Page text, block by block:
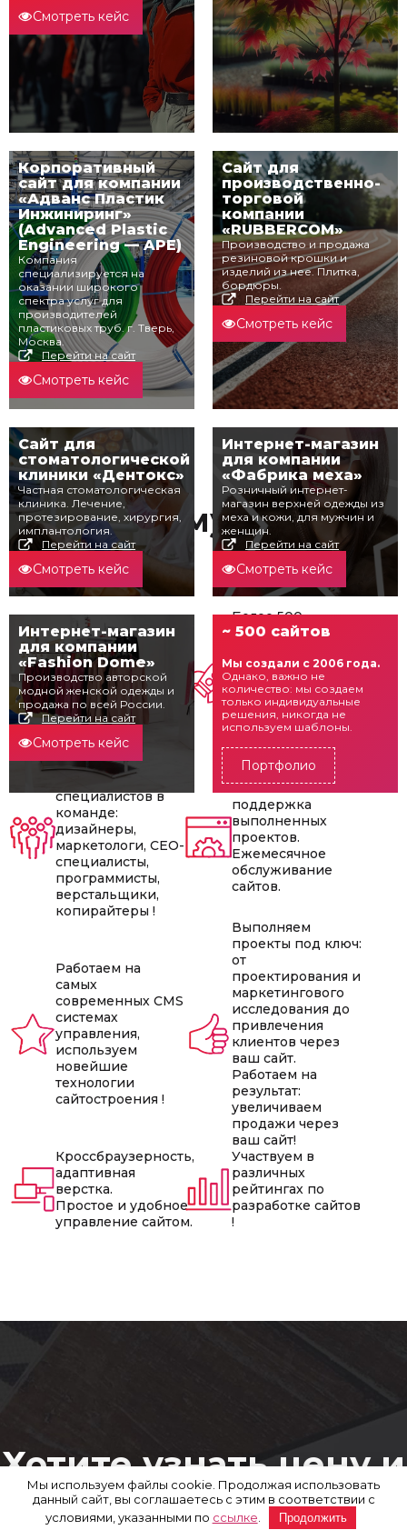
Смотреть кейс
Корпоративный
сайт для компании
«Адванс Пластик
Инжиниринг»
(Advanced Plastic
Engineering — APE)
Компания
специализируется на
оказании широкого
спектра услуг для
производителей
пластиковых труб. г. Тверь,
Москва.
Перейти на сайт
Смотреть кейс
Сайт для
производственно-
торговой
компании
«RUBBERCOM»
Производство и продажа
резиновой крошки и
изделий из нее. Плитка,
бордюры.
Перейти на сайт
Смотреть кейс
Сайт для
стоматологической
клиники «Дентокс»
Частная стоматологическая
клиника. Лечение,
протезирование, хирургия,
имплантология.
Перейти на сайт
Смотреть кейс
Интернет-магазин
для компании
«Фабрика меха»
Розничный интернет-
магазин верхней одежды из
меха и кожи, для мужчин и
женщин.
Перейти на сайт
Смотреть кейс
Интернет-магазин
для компании
«Fashion Dome»
Производство авторской
модной женской одежды и
продажа по всей России.
Перейти на сайт
Смотреть кейс
~ 500 сайтов
Мы создали с 2006 года.
Однако, важно не
количество: мы создаем
только индивидуальные
решения, никогда не
используем шаблоны.
Портфолио
Почему мы?
С 2006 года на IT
рынке!
Более 500
выполненных
Более 300
успешно
выполненных
проектов по
продвижению
сайтов !
Более 16
высококлассных
специалистов в
команде:
дизайнеры,
маркетологи, СЕО-
специалисты,
программисты,
верстальщики,
копирайтеры !
Активная
поддержка
выполненных
проектов.
Ежемесячное
обслуживание
сайтов.
Работаем на
самых
современных CMS
системах
управления,
используем
новейшие
технологии
сайтостроения !
Выполняем
проекты под ключ:
от
проектирования и
маркетингового
исследования до
привлечения
клиентов через
ваш сайт.
Работаем на
результат:
увеличиваем
продажи через
ваш сайт!
Кроссбраузерность,
адаптивная
верстка.
Простое и удобное
управление сайтом.
Участвуем в
различных
рейтингах по
разработке сайтов
!
Хотите узнать цену и
сроки ?
Мы используем файлы cookie. Продолжая использовать
данный сайт, вы соглашаетесь с этим в соответствии с
условиями, указанными по ссылке Продолжить